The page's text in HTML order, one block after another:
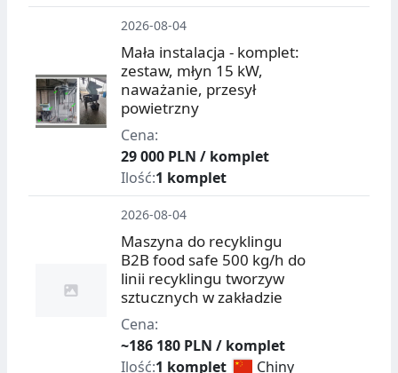
2026-08-04
Mała instalacja - komplet:
zestaw, młyn 15 kW,
naważanie, przesył
powietrzny
Cena:
29 000 PLN / komplet
Ilość:1 komplet
2026-08-04
Maszyna do recyklingu
B2B food safe 500 kg/h do
linii recyklingu tworzyw
sztucznych w zakładzie
Cena:
~186 180 PLN / komplet
Ilość:1 komplet Chiny